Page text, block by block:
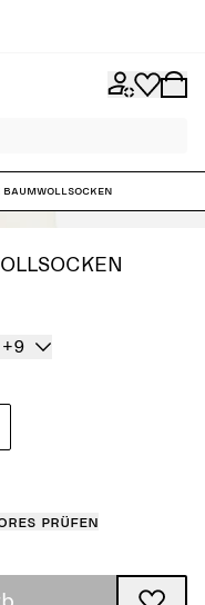
+9
prüfen